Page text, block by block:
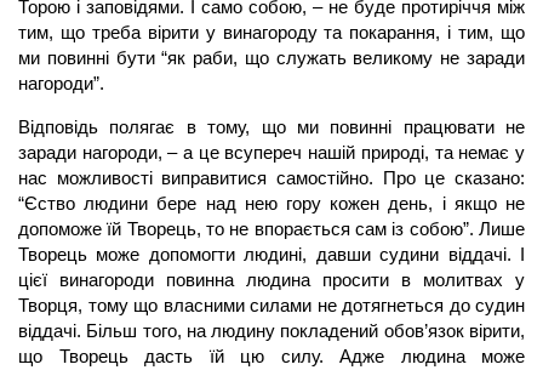
Торою і заповідями. І само собою, – не буде протиріччя між
тим, що треба вірити у винагороду та покарання, і тим, що
ми повинні бути “як раби, що служать великому не заради
нагороди”.
Відповідь полягає в тому, що ми повинні працювати не
заради нагороди, – а це всупереч нашій природі, та немає у
нас можливості виправитися самостійно. Про це сказано:
“Єство людини бере над нею гору кожен день, і якщо не
допоможе їй Творець, то не впорається сам із собою”. Лише
Творець може допомогти людині, давши судини віддачі. І
цієї винагороди повинна людина просити в молитвах у
Творця, тому що власними силами не дотягнеться до судин
віддачі. Більш того, на людину покладений обов’язок вірити,
що Творець дасть їй цю силу. Адже людина може